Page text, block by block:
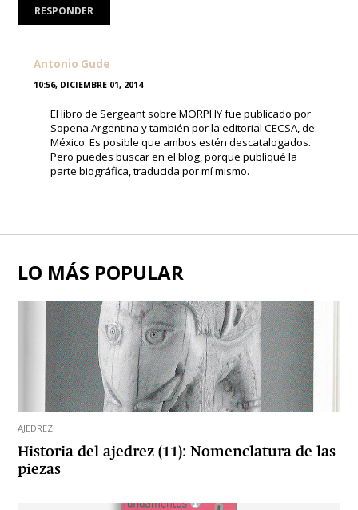
RESPONDER
Antonio Gude
10:56, DICIEMBRE 01, 2014
El libro de Sergeant sobre MORPHY fue publicado por
Sopena Argentina y también por la editorial CECSA, de
México. Es posible que ambos estén descatalogados.
Pero puedes buscar en el blog, porque publiqué la
parte biográfica, traducida por mí mismo.
LO MÁS POPULAR
AJEDREZ
Historia del ajedrez (11): Nomenclatura de las
piezas